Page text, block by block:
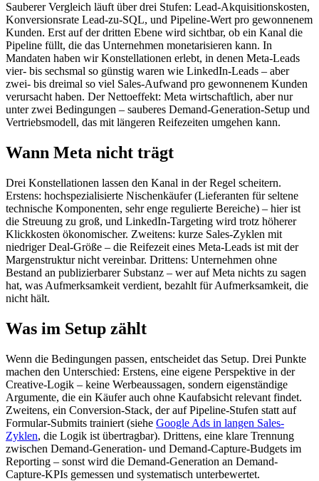
Sauberer Vergleich läuft über drei Stufen: Lead-Akquisitionskosten,
Konversionsrate Lead-zu-SQL, und Pipeline-Wert pro gewonnenem
Kunden. Erst auf der dritten Ebene wird sichtbar, ob ein Kanal die
Pipeline füllt, die das Unternehmen monetarisieren kann. In
Mandaten haben wir Konstellationen erlebt, in denen Meta-Leads
vier- bis sechsmal so günstig waren wie LinkedIn-Leads – aber
zwei- bis dreimal so viel Sales-Aufwand pro gewonnenem Kunden
verursacht haben. Der Nettoeffekt: Meta wirtschaftlich, aber nur
unter zwei Bedingungen – sauberes Demand-Generation-Setup und
Vertriebsmodell, das mit längeren Reifezeiten umgehen kann.
Wann Meta nicht trägt
Drei Konstellationen lassen den Kanal in der Regel scheitern.
Erstens: hochspezialisierte Nischenkäufer (Lieferanten für seltene
technische Komponenten, sehr enge regulierte Bereiche) – hier ist
die Streuung zu groß, und LinkedIn-Targeting wird trotz höherer
Klickkosten ökonomischer. Zweitens: kurze Sales-Zyklen mit
niedriger Deal-Größe – die Reifezeit eines Meta-Leads ist mit der
Margenstruktur nicht vereinbar. Drittens: Unternehmen ohne
Bestand an publizierbarer Substanz – wer auf Meta nichts zu sagen
hat, was Aufmerksamkeit verdient, bezahlt für Aufmerksamkeit, die
nicht hält.
Was im Setup zählt
Wenn die Bedingungen passen, entscheidet das Setup. Drei Punkte
machen den Unterschied: Erstens, eine eigene Perspektive in der
Creative-Logik – keine Werbeaussagen, sondern eigenständige
Argumente, die ein Käufer auch ohne Kaufabsicht relevant findet.
Zweitens, ein Conversion-Stack, der auf Pipeline-Stufen statt auf
Formular-Submits trainiert (siehe Google Ads in langen Sales-
Zyklen, die Logik ist übertragbar). Drittens, eine klare Trennung
zwischen Demand-Generation- und Demand-Capture-Budgets im
Reporting – sonst wird die Demand-Generation an Demand-
Capture-KPIs gemessen und systematisch unterbewertet.